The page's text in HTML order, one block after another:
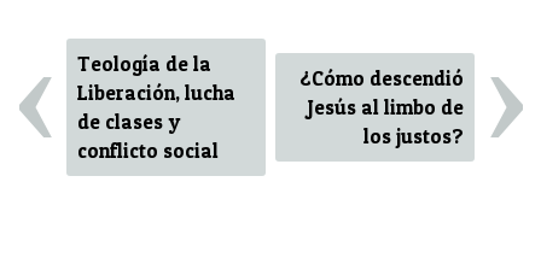
‹
Teología de la
Liberación, lucha
de clases y
conflicto social
¿Cómo descendió
Jesús al limbo de
los justos?
›